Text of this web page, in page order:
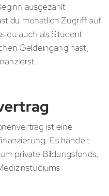
ausgezahlt
du monatlich Zugriff auf
du auch als Student
Geldeingang hast,
ist eine
Es handelt
private Bildungsfonds,